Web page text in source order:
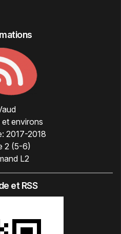
et environs
2017-2018
2 (5-6)
L2
et RSS